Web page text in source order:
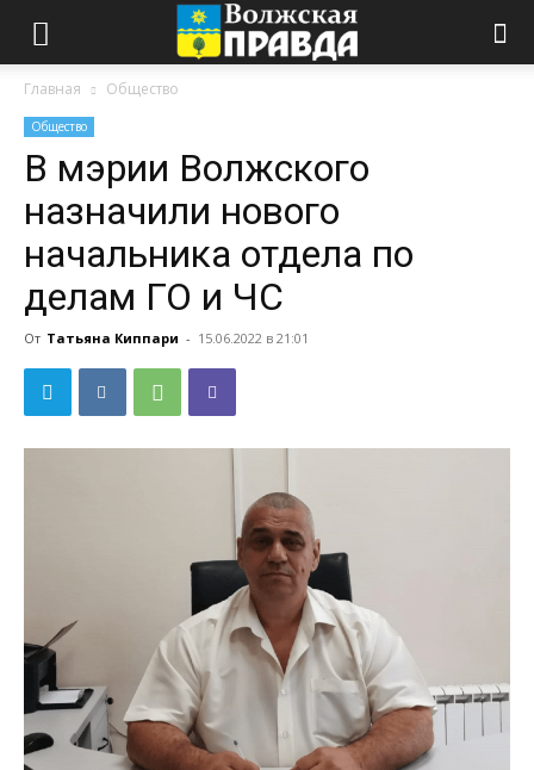
Главная Общество
Общество
В мэрии Волжского
назначили нового
начальника отдела по
делам ГО и ЧС
От Татьяна Киппари - 15.06.2022 в 21:01